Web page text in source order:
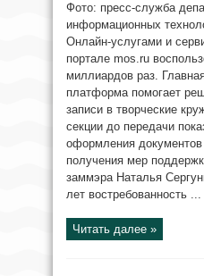
Фото: пресс-служба
информационных
Онлайн-услугами и
портале mos.ru
миллиардов раз.
платформа помогает
записи в творческие
секции до передачи
оформления
получения мер
заммэра Наталья
лет востребованность ...
Читать далее »